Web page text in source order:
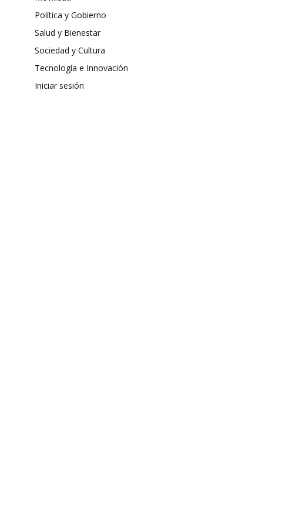
Política y Gobierno
Salud y Bienestar
Sociedad y Cultura
Tecnología e Innovación
Iniciar sesión